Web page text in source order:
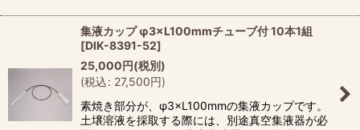
集液カップ φ3×L100mmチューブ付 10本1組
[DIK-8391-52]
25,000円(税別)
(税込: 27,500円)
素焼き部分が、φ3×L100mmの集液カップです。
土壌溶液を採取する際には、別途真空集液器が必